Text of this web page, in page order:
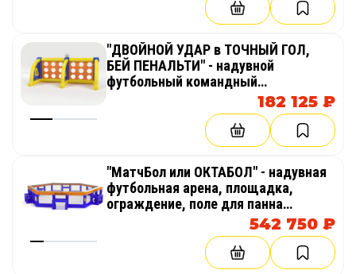
"ДВОЙНОЙ УДАР в ТОЧНЫЙ ГОЛ,
БЕЙ ПЕНАЛЬТИ" - надувной
футбольный командный
аттракцион, оборудование для
тимбилдинга, праздника,
корпоратива, соревнований,
веселых стартов, эстафет
182 125 ₽
"МатчБол или ОКТАБОЛ" - надувная
футбольная арена, площадка,
ограждение, поле для панна
футбола и спортивной подвижной
542 750 ₽